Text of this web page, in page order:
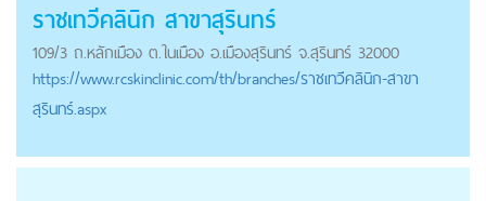
ราชเทวีคลินิก สาขาสุรินทร์
109/3 ถ.หลักเมือง ต.ในเมือง อ.เมืองสุรินทร์ จ.สุรินทร์ 32000
https://www.rcskinclinic.com/th/branches/ราชเทวีคลินิก-สาขา
สุรินทร์.aspx